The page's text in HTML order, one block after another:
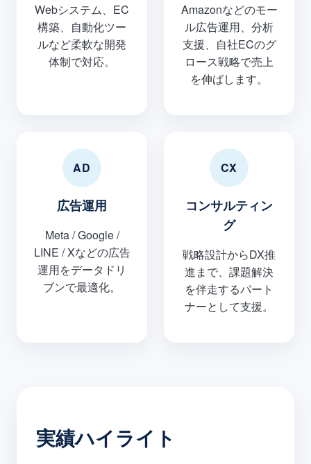
Webシステム、EC
構築、自動化ツー
ルなど柔軟な開発
体制で対応。
Amazonなどのモー
ル広告運用、分析
支援、自社ECのグ
ロース戦略で売上
を伸ばします。
AD
広告運用
Meta / Google /
LINE / Xなどの広告
運用をデータドリ
ブンで最適化。
CX
コンサルティン
グ
戦略設計からDX推
進まで、課題解決
を伴走するパート
ナーとして支援。
実績ハイライト